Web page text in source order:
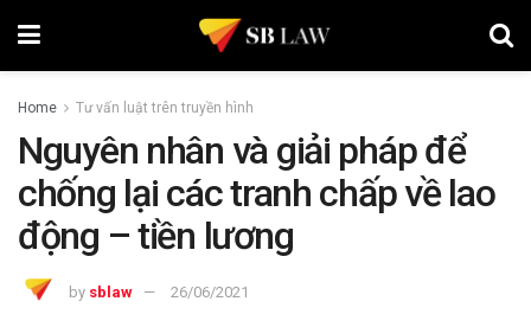
Home Tư vấn luật trên truyền hình
Nguyên nhân và giải pháp để
chống lại các tranh chấp về lao
động – tiền lương
by sblaw 26/06/2021